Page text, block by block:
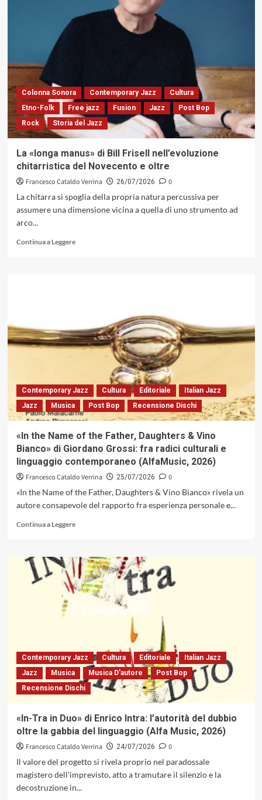
vicenda
della
scena
pubblica
coinvolge
indirettamente
i
dodici
musicisti
sua
Big
non
Colonna Sonora Contemporary Jazz
Cultura
Etno-Folk
Free jazz Fusion Jazz
Post Bop
Rock
Storia del Jazz
La «longa manus» di Bill Frisell nell’evoluzione
chitarristica del Novecento e oltre
Francesco Cataldo Verrina 26/07/2026
0
La chitarra si spoglia della propria natura percussiva per
assumere una dimensione vicina a quella di uno strumento ad
arco...
Continua a LeggereLeggi
Bill
Frisell
nell’evoluzione
Novecento
e
oltre
Contemporary Jazz Cultura Editoriale
Italian Jazz
Jazz
Musica Post Bop Recensione Dischi
«In the Name of the Father, Daughters & Vino
Bianco» di Giordano Grossi: fra radici culturali e
linguaggio contemporaneo (AlfaMusic, 2026)
Francesco Cataldo Verrina 25/07/2026
0
«In the Name of the Father, Daughters & Vino Bianco» rivela un
autore consapevole del rapporto fra esperienza personale e...
Continua a LeggereLeggi
su
«In
the
Name
Vino
Bianco»
di
Giordano
radici
culturali
e
contemporaneo
(AlfaMusic,
2026)
Contemporary Jazz Cultura Editoriale
Italian Jazz
Jazz
Musica Musica D'autore
Post Bop
Recensione Dischi
«In-Tra in Duo» di Enrico Intra: l’autorità del dubbio
oltre la gabbia del linguaggio (Alfa Music, 2026)
Francesco Cataldo Verrina 24/07/2026
0
Il valore del progetto si rivela proprio nel paradossale
magistero dell'imprevisto, atto a tramutare il silenzio e la
decostruzione in...